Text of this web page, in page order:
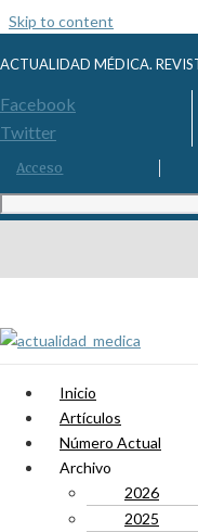
Skip to content
ACTUALIDAD MÉDICA.
Facebook
Twitter
Acceso
Inicio
Artículos
Número Actual
Archivo
2026
2025